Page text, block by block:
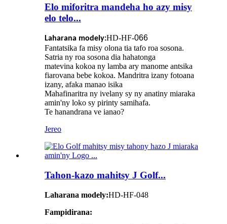
Elo miforitra mandeha ho azy misy
elo telo...
Laharana modely:HD-HF-066
Fantatsika fa misy olona tia tafo roa sosona.
Satria ny roa sosona dia hahatonga
matevina kokoa ny lamba ary manome antsika
fiarovana bebe kokoa. Mandritra izany fotoana
izany, afaka manao isika
Mahafinaritra ny ivelany sy ny anatiny miaraka
amin'ny loko sy pirinty samihafa.
Te hanandrana ve ianao?
Jereo
Tahon-kazo mahitsy J Golf...
Laharana modely:HD-HF-048
Fampidirana: